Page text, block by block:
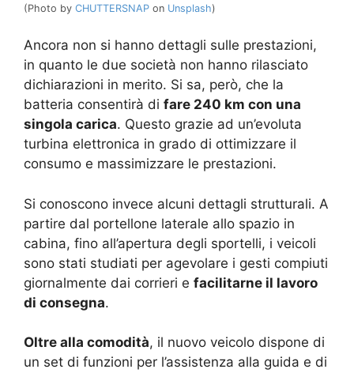
(Photo by CHUTTERSNAP on Unsplash)
Ancora non si hanno dettagli sulle prestazioni,
in quanto le due società non hanno rilasciato
dichiarazioni in merito. Si sa, però, che la
batteria consentirà di fare 240 km con una
singola carica. Questo grazie ad un’evoluta
turbina elettronica in grado di ottimizzare il
consumo e massimizzare le prestazioni.
Si conoscono invece alcuni dettagli strutturali. A
partire dal portellone laterale allo spazio in
cabina, fino all’apertura degli sportelli, i veicoli
sono stati studiati per agevolare i gesti compiuti
giornalmente dai corrieri e facilitarne il lavoro
di consegna.
Oltre alla comodità, il nuovo veicolo dispone di
un set di funzioni per l’assistenza alla guida e di